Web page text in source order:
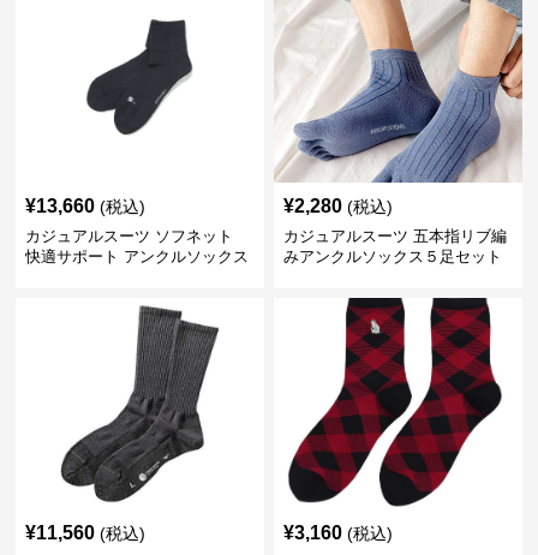
¥13,660 (税込)
カジュアルスーツ ソフネット
快適サポート アンクルソックス
¥2,280 (税込)
カジュアルスーツ 五本指リブ編
みアンクルソックス５足セット
¥11,560 (税込) ¥3,160 (税込)